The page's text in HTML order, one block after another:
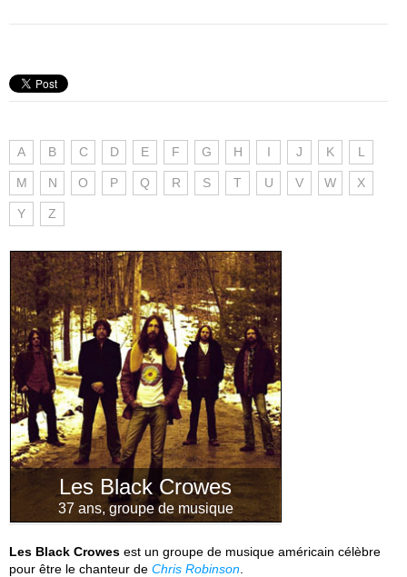
A B C D E F G H I J K L
M N O P Q R S T U V W X
Y Z
Les Black Crowes
37 ans, groupe de musique
Les Black Crowes est un groupe de musique américain célèbre
pour être le chanteur de Chris Robinson